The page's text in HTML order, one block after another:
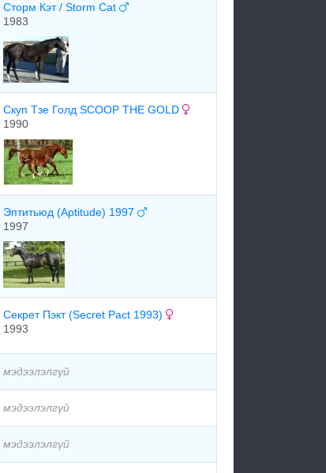
Сторм Кэт / Storm Cat
1983
Скуп Тзе Голд SCOOP THE GOLD
1990
Эптитьюд (Aptitude) 1997
1997
Ceкрeт Пэкт (Secret Pact 1993)
1993
мэдээлэлгүй
мэдээлэлгүй
мэдээлэлгүй